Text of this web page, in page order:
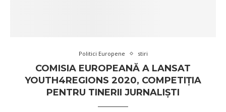
Politici Europene stiri
COMISIA EUROPEANĂ A LANSAT
YOUTH4REGIONS 2020, COMPETIȚIA
PENTRU TINERII JURNALIȘTI